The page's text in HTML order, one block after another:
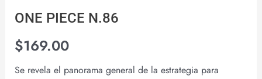
ONE PIECE N.86
$169.00
Se revela el panorama general de la estrategia para